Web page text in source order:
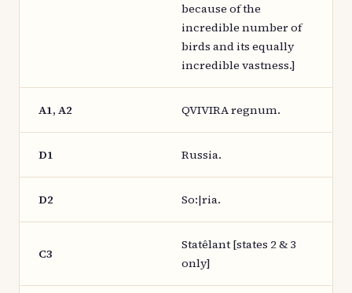
because of the
incredible number of
birds and its equally
incredible vastness.]
A1, A2 QVIVIRA regnum.
D1 Russia.
D2 So:|ria.
C3
Statêlant [states 2 & 3
only]